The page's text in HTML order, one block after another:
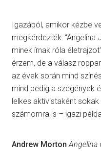
Igazából, amikor kézbe
megkérdezték: “Angelina
minek írnak róla
érzem, de a válasz
az évek során mind
mind pedig a szegények
lelkes aktivistaként
számomra is – igazi
Andrew Morton Angelina